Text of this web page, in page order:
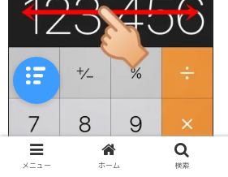
メニュー ホーム 検索